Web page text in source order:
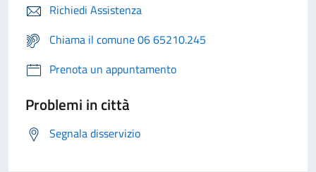
Richiedi Assistenza
Chiama il comune 06 65210.245
Prenota un appuntamento
Problemi in città
Segnala disservizio